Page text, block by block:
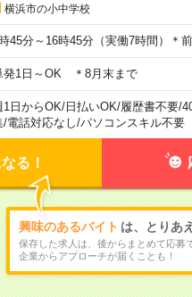
横浜市の小中学校
45分～16時45分（実働7時間）＊
発1日～OK ＊8月末まで
1日からOK/日払いOK/履歴書不要/
/電話対応なし/パソコンスキル不要
る！
興味のあるバイト は、とりあ
保存した求人は、後からまとめて応募
企業からアプローチが届くことも！